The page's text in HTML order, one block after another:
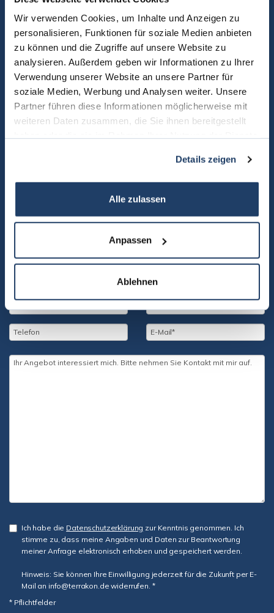
Wir verwenden Cookies, um Inhalte und Anzeigen zu
personalisieren, Funktionen für soziale Medien anbieten
zu können und die Zugriffe auf unsere Website zu
analysieren. Außerdem geben wir Informationen zu Ihrer
Verwendung unserer Website an unsere Partner für
soziale Medien, Werbung und Analysen weiter. Unsere
Partner führen diese Informationen möglicherweise mit
weiteren Daten zusammen, die Sie ihnen bereitgestellt
Details zeigen
Alle zulassen
Anpassen
Ablehnen
Erfahren Sie, was einen
seriösen Makler auszeichnet
und was er für Sie leisten
kann.
Kontaktieren Sie unsunverbindlich. Wir freuen uns auf
Ich habe die Datenschutzerklärung zur Kenntnis genommen. Ich
stimme zu, dass meine Angaben und Daten zur Beantwortung
meiner Anfrage elektronisch erhoben und gespeichert werden.
Hinweis: Sie können Ihre Einwilligung jederzeit für die Zukunft per E-
Mail an info@terrakon.de widerrufen. *
* Pflichtfelder